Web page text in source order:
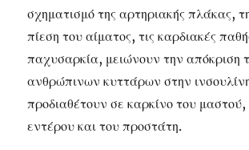
σχηματισμό της αρτηριακής πλάκας,
πίεση του αίματος, τις καρδιακές
παχυσαρκία, μειώνουν την απόκριση
ανθρώπινων κυττάρων στην
προδιαθέτουν σε καρκίνο του
εντέρου και του προστάτη.